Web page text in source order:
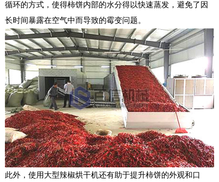
循环的方式，使得柿饼内部的水分得以快速蒸发，避免了因
长时间暴露在空气中而导致的霉变问题。
此外，使用大型辣椒烘干机还有助于提升柿饼的外观和口